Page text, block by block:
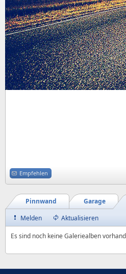
Empfehlen
Garage
Pinnwand
Melden
Aktualisieren
Es sind noch keine Galeriealben